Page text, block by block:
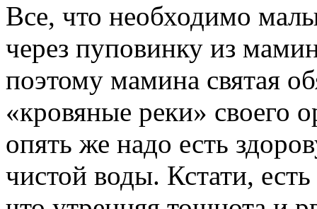
Все, что необходимо
через пуповинку из
поэтому мамина святая
«кровяные реки» своего
опять же надо есть
чистой воды. Кстати,